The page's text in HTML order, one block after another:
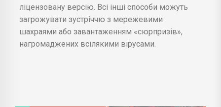
ліцензовану версію. Всі інші способи можуть
загрожувати зустріччю з мережевими
шахраями або завантаженням «сюрпризів»,
нагромаджених всілякими вірусами.